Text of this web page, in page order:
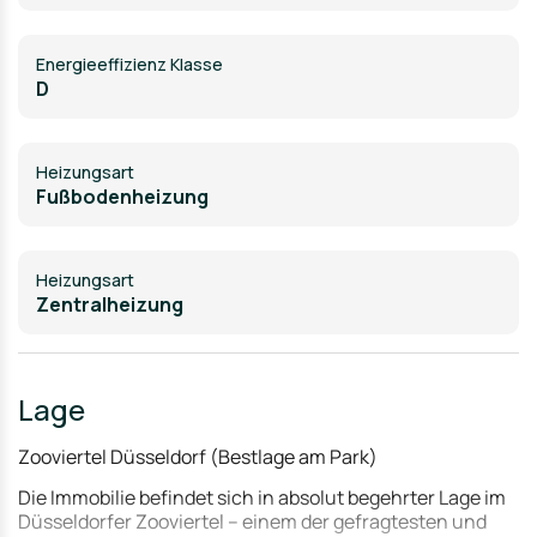
Energieeffizienz Klasse
D
Heizungsart
Fußbodenheizung
Heizungsart
Zentralheizung
Lage
Zooviertel Düsseldorf (Bestlage am Park)
Die Immobilie befindet sich in absolut begehrter Lage im
Düsseldorfer Zooviertel – einem der gefragtesten und